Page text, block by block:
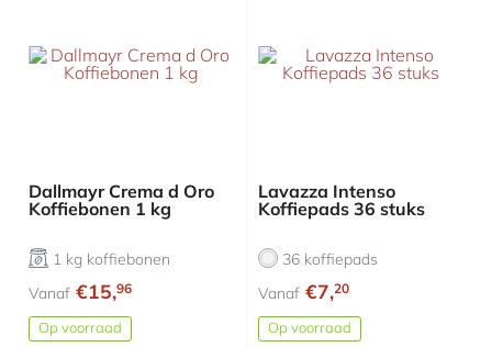
Dallmayr Crema d Oro
Koffiebonen 1 kg
1 kg koffiebonen
Vanaf €15,96
Op voorraad
Lavazza Intenso
Koffiepads 36 stuks
36 koffiepads
Vanaf €7,20
Op voorraad